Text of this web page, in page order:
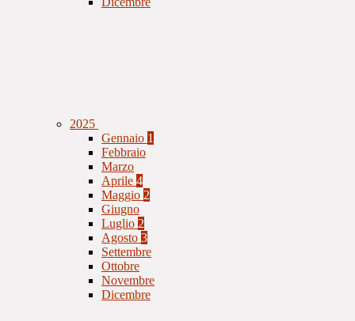
2025
Gennaio 1
Febbraio
Marzo
Aprile 4
Maggio 2
Giugno
Luglio 2
Agosto 3
Settembre
Ottobre
Novembre
Dicembre